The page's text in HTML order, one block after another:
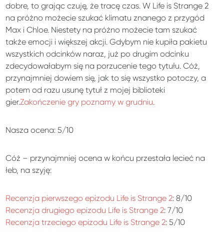
dobre, to grając czuję, że tracę czas. W Life is Strange 2
na próżno możecie szukać klimatu znanego z przygód
Max i Chloe. Niestety na próżno możecie tam szukać
także emocji i większej akcji. Gdybym nie kupiła pakietu
wszystkich odcinków naraz, już po drugim odcinku
zdecydowałabym się na porzucenie tego tytułu. Cóż,
przynajmniej dowiem się, jak to się wszystko potoczy, a
potem od razu usunę tytuł z mojej biblioteki
gier.Zakończenie gry poznamy w grudniu.
Nasza ocena: 5/10
Cóż – przynajmniej ocena w końcu przestała lecieć na
łeb, na szyję:
Recenzja pierwszego epizodu Life is Strange 2: 8/10
Recenzja drugiego epizodu Life is Strange 2: 7/10
Recenzja trzeciego epizodu Life is Strange 2: 5/10